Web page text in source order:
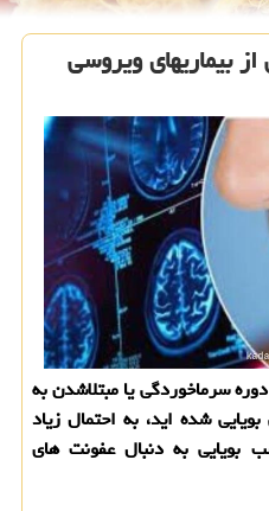
بیماریهای ویروسی
سرماخوردگی یا مبتلاشدن به
شده اید، به احتمال زیاد
بویایی به دنبال عفونت های